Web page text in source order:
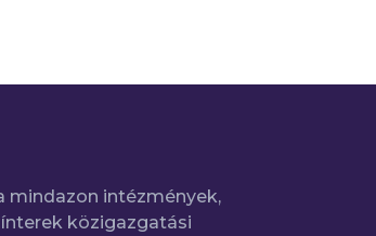
mindazon intézmények,
közigazgatási